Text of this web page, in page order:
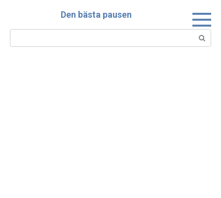
Den bästa pausen
Search: